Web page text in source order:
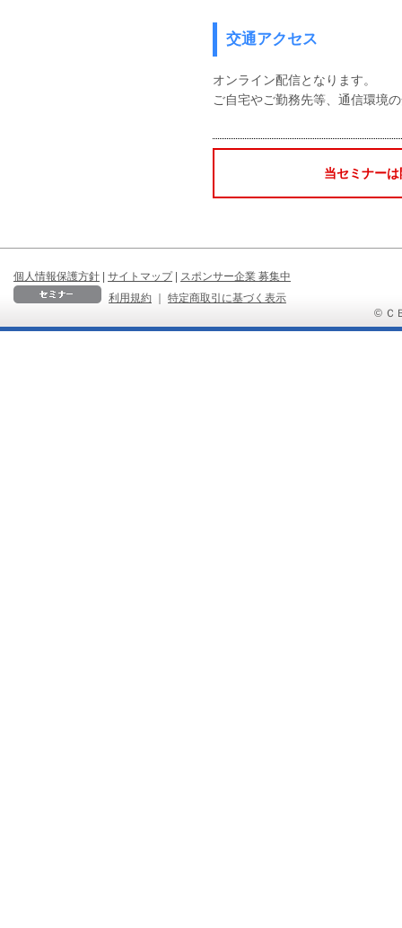
交通アクセス
オンライン配信となります。
ご自宅やご勤務先等、通信環境
当セミナー
個人情報保護方針 | サイトマップ | スポンサー企業 募集中
利用規約
｜
特定商取引に基づく表示
© Ｃ